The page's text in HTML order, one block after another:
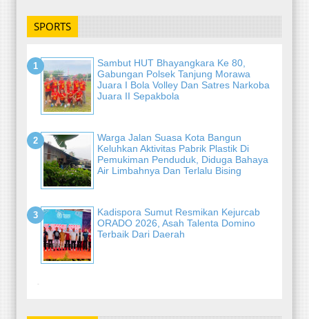
SPORTS
Sambut HUT Bhayangkara Ke 80,
Gabungan Polsek Tanjung Morawa
Juara I Bola Volley Dan Satres Narkoba
Juara II Sepakbola
Warga Jalan Suasa Kota Bangun
Keluhkan Aktivitas Pabrik Plastik Di
Pemukiman Penduduk, Diduga Bahaya
Air Limbahnya Dan Terlalu Bising
Kadispora Sumut Resmikan Kejurcab
ORADO 2026, Asah Talenta Domino
Terbaik Dari Daerah
-